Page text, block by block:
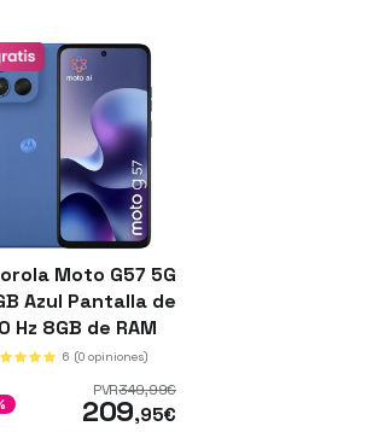
Moto G57 5G
Azul Pantalla de
Hz 8GB de RAM
Sensor SONY
6 (0 opiniones)
PVR349,99€
209,95€